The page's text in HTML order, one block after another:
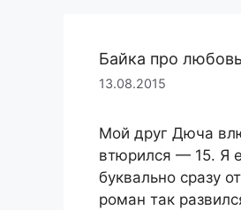
Байка про любовь
13.08.2015
Мой друг Дюча
втюрился — 15. Я
буквально сразу
роман так